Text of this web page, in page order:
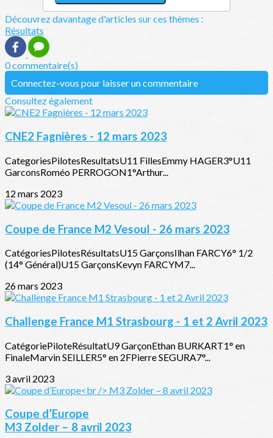
Découvrez davantage d'articles sur ces thèmes :
Résultats
0 commentaire(s)
Connectez-vous pour laisser un commentaire
Consultez également
CNE2 Fagnières - 12 mars 2023
CategoriesPilotesResultatsU11 FillesEmmy HAGER3°U11
GarconsRoméo PERROGON1°Arthur...
12 mars 2023
Coupe de France M2 Vesoul - 26 mars 2023
CatégoriesPilotesRésultatsU15 GarçonsIlhan FARCY6° 1/2
(14° Général)U15 GarçonsKevyn FARCYM7...
26 mars 2023
Challenge France M1 Strasbourg - 1 et 2 Avril 2023
CatégoriePiloteRésultatU9 GarçonEthan BURKART1° en
FinaleMarvin SEILLER5° en 2FPierre SEGURA7°...
3 avril 2023
Coupe d’Europe
M3 Zolder – 8 avril 2023